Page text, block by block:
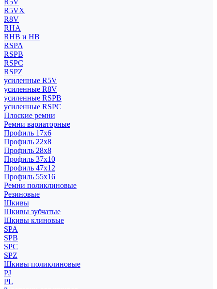
R5V
R5VX
R8V
RHA
RHB и HB
RSPA
RSPB
RSPC
RSPZ
усиленные R5V
усиленные R8V
усиленные RSPB
усиленные RSPC
Плоские ремни
Ремни вариаторные
Профиль 17x6
Профиль 22x8
Профиль 28x8
Профиль 37x10
Профиль 47x12
Профиль 55x16
Ремни поликлиновые
Резиновые
Шкивы
Шкивы зубчатые
Шкивы клиновые
SPA
SPB
SPC
SPZ
Шкивы поликлиновые
PJ
PL